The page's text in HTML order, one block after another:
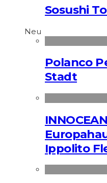
Sosushi
Neu
Polanco
Stadt
INNOCEAN
Ippolito